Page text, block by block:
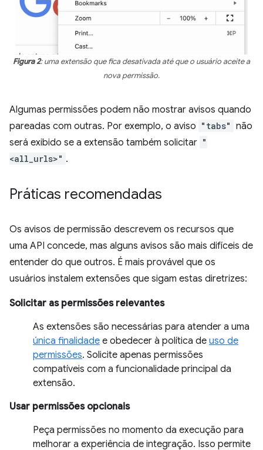
Figura 2: uma extensão que fica desativada até que o usuário aceite a
nova permissão.
Algumas permissões podem não mostrar avisos quando
pareadas com outras. Por exemplo, o aviso "tabs" não
será exibido se a extensão também solicitar "
<all_urls>" .
Práticas recomendadas
Os avisos de permissão descrevem os recursos que
uma API concede, mas alguns avisos são mais difíceis de
entender do que outros. É mais provável que os
usuários instalem extensões que sigam estas diretrizes:
Solicitar as permissões relevantes
As extensões são necessárias para atender a uma
única finalidade e obedecer à política de uso de
permissões. Solicite apenas permissões
compatíveis com a funcionalidade principal da
extensão.
Usar permissões opcionais
Peça permissões no momento da execução para
melhorar a experiência de integração. Isso permite